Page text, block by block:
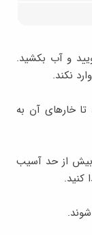
و آب بکشید.
نکند.
خارهای آن به
بیش از حد آسیب
کنید.